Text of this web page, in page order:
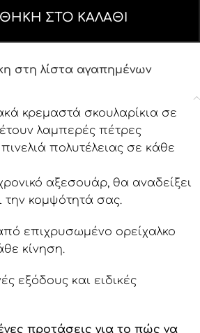
ΣΤΟ ΚΑΛΆΘΙ
στη λίστα αγαπημένων
κρεμαστά σκουλαρίκια σε
λαμπερές πέτρες
πολυτέλειας σε κάθε
αξεσουάρ, θα αναδείξει
την κομψότητά σας.
επιχρυσωμένο ορείχαλκο
κίνηση.
εξόδους και ειδικές
προτάσεις για το πώς να